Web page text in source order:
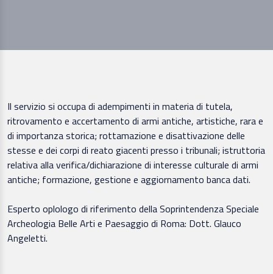
Il servizio si occupa di adempimenti in materia di tutela,
ritrovamento e accertamento di armi antiche, artistiche, rara e
di importanza storica; rottamazione e disattivazione delle
stesse e dei corpi di reato giacenti presso i tribunali; istruttoria
relativa alla verifica/dichiarazione di interesse culturale di armi
antiche; formazione, gestione e aggiornamento banca dati.
Esperto oplologo di riferimento della Soprintendenza Speciale
Archeologia Belle Arti e Paesaggio di Roma: Dott. Glauco
Angeletti.